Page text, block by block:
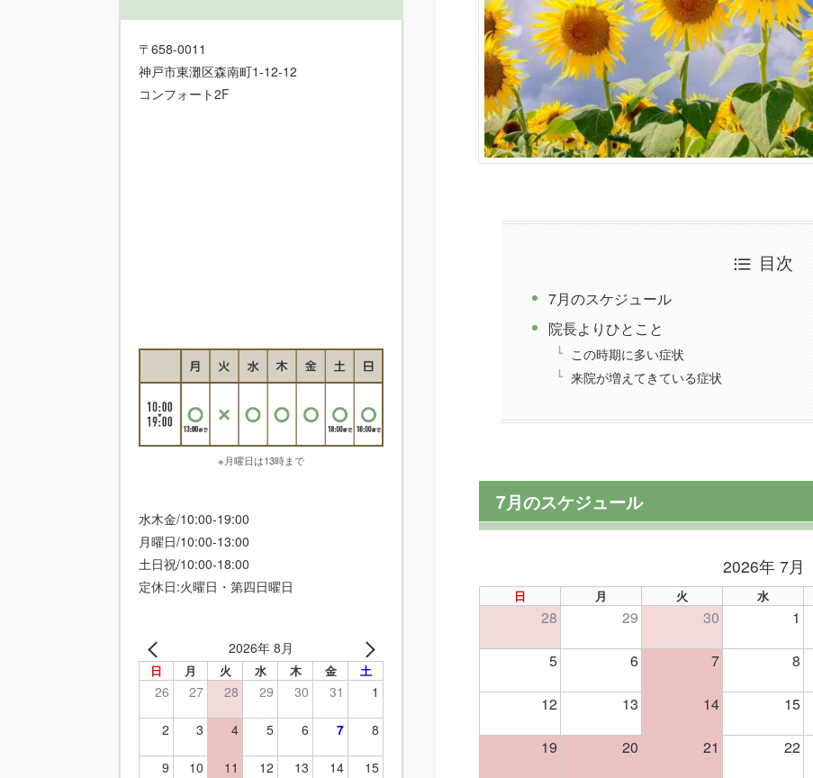
目次
7月のスケジュール
院長よりひとこと
この時期に多い症状
来院が増えてきている症状
7月のスケジュール
2026年 7月
日 月 火 水
28 29 30 1
5 6 7 8
12 13 14 15
19 20 21 22
〒658-0011
神戸市東灘区森南町1-12-12
コンフォート2F
※月曜日は13時まで
水木金/10:00-19:00
月曜日/10:00-13:00
土日祝/10:00-18:00
定休日:火曜日・第四日曜日
2026年 8月
日 月 火 水 木 金 土
26 27 28 29 30 31 1
2 3 4 5 6 7 8
9 10 11 12 13 14 15